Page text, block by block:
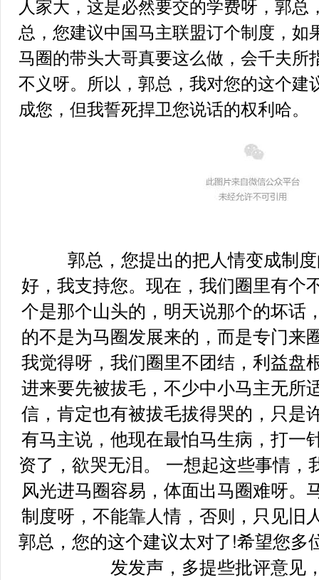
人家大，这是必然要交的学费呀，郭总
总，您建议中国马主联盟订个制度，如
马圈的带头大哥真要这么做，会千夫所
不义呀。所以，郭总，我对您的这个建
成您，但我誓死捍卫您说话的权利哈。
郭总，您提出的把人情变成制度
好，我支持您。现在，我们圈里有个
个是那个山头的，明天说那个的坏话
的不是为马圈发展来的，而是专门来
我觉得呀，我们圈里不团结，利益盘
进来要先被拔毛，不少中小马主无所
信，肯定也有被拔毛拔得哭的，只是
有马主说，他现在最怕马生病，打一
资了，欲哭无泪。 一想起这些事情，
风光进马圈容易，体面出马圈难呀。
制度呀，不能靠人情，否则，只见旧
郭总，您的这个建议太对了!希望您多
发发声，多提些批评意见